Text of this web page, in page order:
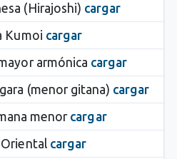
(Hirajoshi) cargar
Kumoi cargar
armónica cargar
(menor gitana) cargar
menor cargar
Oriental cargar